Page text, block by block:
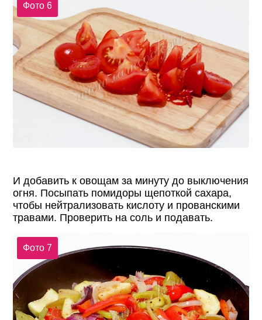
Фото 6
И добавить к овощам за минуту до выключения
огня. Посыпать помидоры щепоткой сахара,
чтобы нейтрализовать кислоту и прованскими
травами. Проверить на соль и подавать.
Фото 7